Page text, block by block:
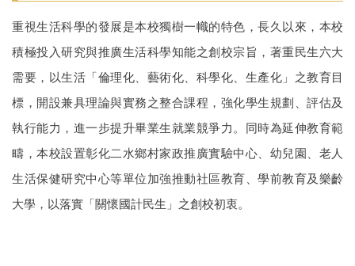
重視生活科學的發展是本校獨樹一幟的特色，長久以來，本校
積極投入研究與推廣生活科學知能之創校宗旨，著重民生六大
需要，以生活「倫理化、藝術化、科學化、生產化」之教育目
標，開設兼具理論與實務之整合課程，強化學生規劃、評估及
執行能力，進一步提升畢業生就業競爭力。同時為延伸教育範
疇，本校設置彰化二水鄉村家政推廣實驗中心、幼兒園、老人
生活保健研究中心等單位加強推動社區教育、學前教育及樂齡
大學，以落實「關懷國計民生」之創校初衷。